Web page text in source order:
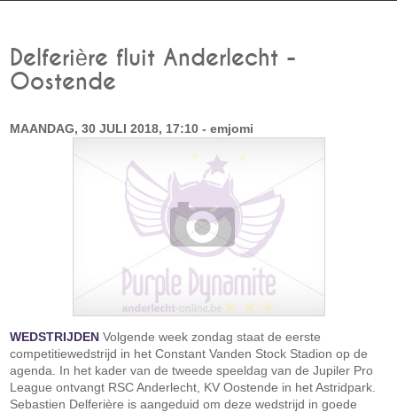
Delferière fluit Anderlecht -
Oostende
MAANDAG, 30 JULI 2018, 17:10 - emjomi
WEDSTRIJDEN Volgende week zondag staat de eerste
competitiewedstrijd in het Constant Vanden Stock Stadion op de
agenda. In het kader van de tweede speeldag van de Jupiler Pro
League ontvangt RSC Anderlecht, KV Oostende in het Astridpark.
Sebastien Delferière is aangeduid om deze wedstrijd in goede